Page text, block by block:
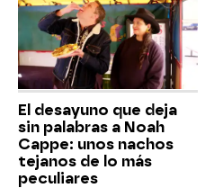
El desayuno que deja
sin palabras a Noah
Cappe: unos nachos
tejanos de lo más
peculiares